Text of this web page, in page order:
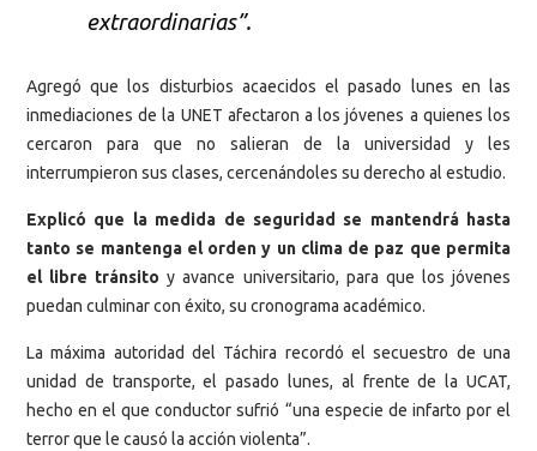
extraordinarias”.
Agregó que los disturbios acaecidos el pasado lunes en las
inmediaciones de la UNET afectaron a los jóvenes a quienes los
cercaron para que no salieran de la universidad y les
interrumpieron sus clases, cercenándoles su derecho al estudio.
Explicó que la medida de seguridad se mantendrá hasta
tanto se mantenga el orden y un clima de paz que permita
el libre tránsito y avance universitario, para que los jóvenes
puedan culminar con éxito, su cronograma académico.
La máxima autoridad del Táchira recordó el secuestro de una
unidad de transporte, el pasado lunes, al frente de la UCAT,
hecho en el que conductor sufrió “una especie de infarto por el
terror que le causó la acción violenta”.